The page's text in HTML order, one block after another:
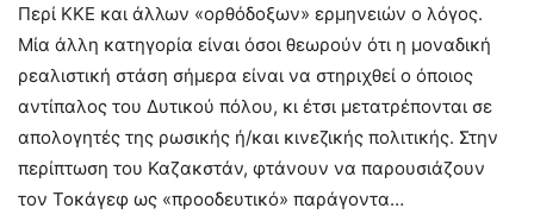
Περί ΚΚΕ και άλλων «ορθόδοξων» ερμηνειών ο λόγος.
Μία άλλη κατηγορία είναι όσοι θεωρούν ότι η μοναδική
ρεαλιστική στάση σήμερα είναι να στηριχθεί ο όποιος
αντίπαλος του Δυτικού πόλου, κι έτσι μετατρέπονται σε
απολογητές της ρωσικής ή/και κινεζικής πολιτικής. Στην
περίπτωση του Καζακστάν, φτάνουν να παρουσιάζουν
τον Τοκάγεφ ως «προοδευτικό» παράγοντα…